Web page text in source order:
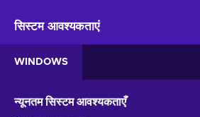
सिस्टम आवश्यकताएं
WINDOWS
न्यूनतम सिस्टम आवश्यकताएँ